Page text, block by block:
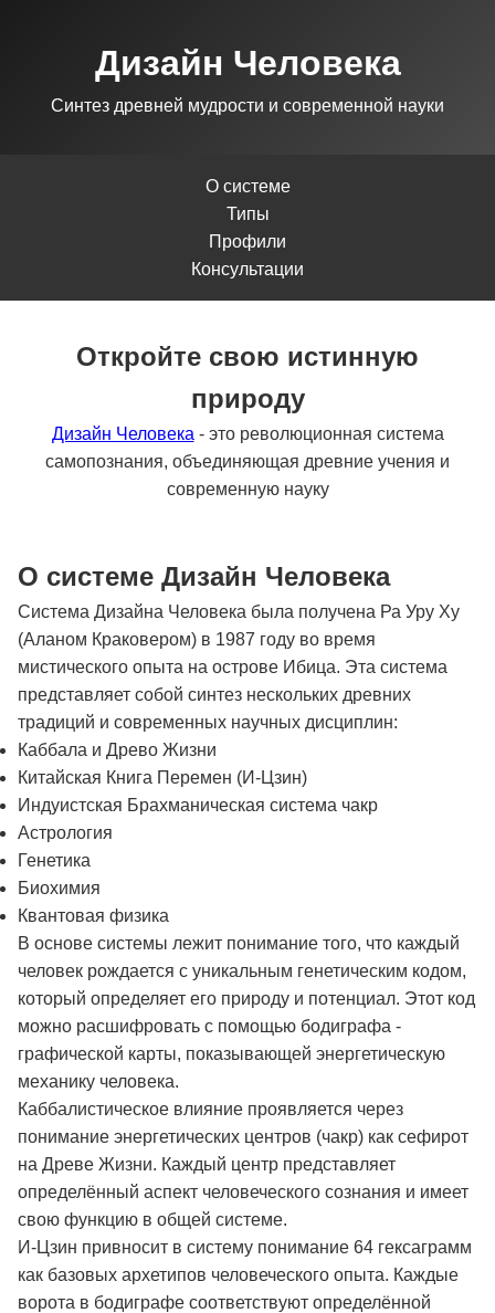
Дизайн Человека
Синтез древней мудрости и современной науки
О системе
Типы
Профили
Консультации
Откройте свою истинную
природу
Дизайн Человека - это революционная система
самопознания, объединяющая древние учения и
современную науку
О системе Дизайн Человека
Система Дизайна Человека была получена Ра Уру Ху
(Аланом Краковером) в 1987 году во время
мистического опыта на острове Ибица. Эта система
представляет собой синтез нескольких древних
традиций и современных научных дисциплин:
Каббала и Древо Жизни
Китайская Книга Перемен (И-Цзин)
Индуистская Брахманическая система чакр
Астрология
Генетика
Биохимия
Квантовая физика
В основе системы лежит понимание того, что каждый
человек рождается с уникальным генетическим кодом,
который определяет его природу и потенциал. Этот код
можно расшифровать с помощью бодиграфа -
графической карты, показывающей энергетическую
механику человека.
Каббалистическое влияние проявляется через
понимание энергетических центров (чакр) как сефирот
на Древе Жизни. Каждый центр представляет
определённый аспект человеческого сознания и имеет
свою функцию в общей системе.
И-Цзин привносит в систему понимание 64 гексаграмм
как базовых архетипов человеческого опыта. Каждые
ворота в бодиграфе соответствуют определённой